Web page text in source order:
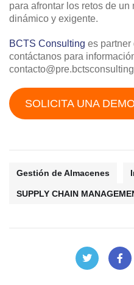
para afrontar los retos de
dinámico y exigente.
BCTS Consulting es partner
contáctanos para
SOLICITA UNA DEMO
Gestión de Almacenes
SUPPLY CHAIN